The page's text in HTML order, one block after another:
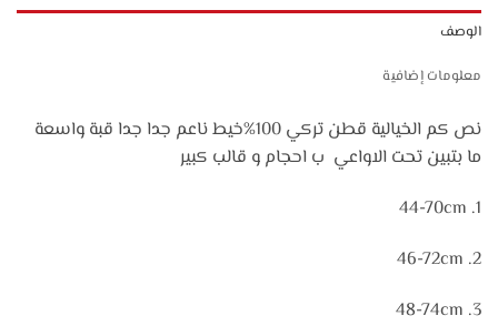
الوصف
معلومات إضافية
نص كم الخيالية قطن تركي 100%خيط ناعم جدا جدا قبة واسعة
ما بتبين تحت الاواعي ب احجام و قالب كبير
1. 44-70cm
2. 46-72cm
3. 48-74cm